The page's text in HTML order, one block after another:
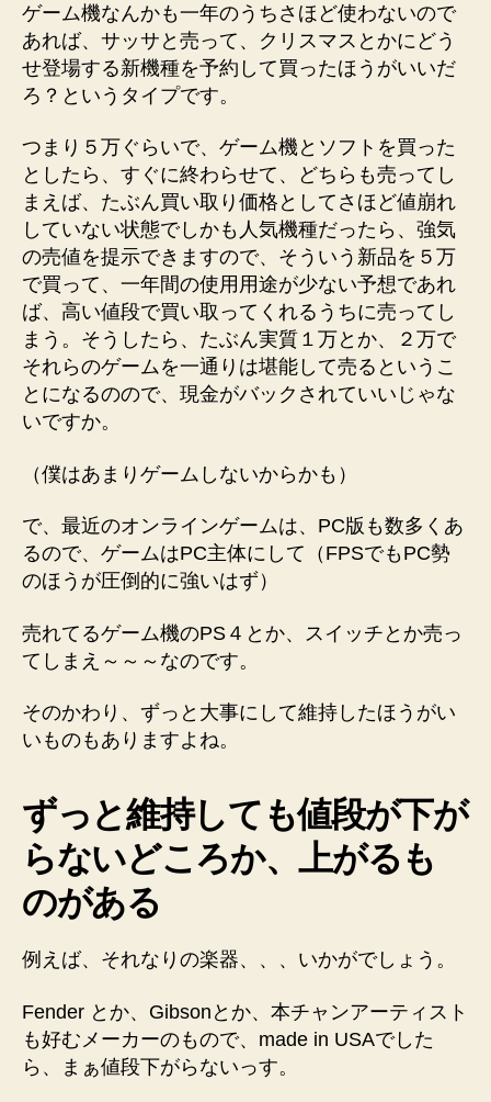
ゲーム機なんかも一年のうちさほど使わないので
あれば、サッサと売って、クリスマスとかにどう
せ登場する新機種を予約して買ったほうがいいだ
ろ？というタイプです。
つまり５万ぐらいで、ゲーム機とソフトを買った
としたら、すぐに終わらせて、どちらも売ってし
まえば、たぶん買い取り価格としてさほど値崩れ
していない状態でしかも人気機種だったら、強気
の売値を提示できますので、そういう新品を５万
で買って、一年間の使用用途が少ない予想であれ
ば、高い値段で買い取ってくれるうちに売ってし
まう。そうしたら、たぶん実質１万とか、２万で
それらのゲームを一通りは堪能して売るというこ
とになるのので、現金がバックされていいじゃな
いですか。
（僕はあまりゲームしないからかも）
で、最近のオンラインゲームは、PC版も数多くあ
るので、ゲームはPC主体にして（FPSでもPC勢
のほうが圧倒的に強いはず）
売れてるゲーム機のPS４とか、スイッチとか売っ
てしまえ～～～なのです。
そのかわり、ずっと大事にして維持したほうがい
いものもありますよね。
ずっと維持しても値段が下が
らないどころか、上がるも
のがある
例えば、それなりの楽器、、、いかがでしょう。
Fender とか、Gibsonとか、本チャンアーティスト
も好むメーカーのもので、made in USAでした
ら、まぁ値段下がらないっす。